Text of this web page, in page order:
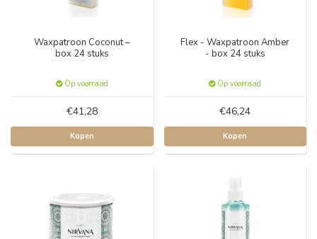
Waxpatroon Coconut –
box 24 stuks
Op voorraad
€41,28
Kopen
Flex - Waxpatroon Amber
- box 24 stuks
Op voorraad
€46,24
Kopen